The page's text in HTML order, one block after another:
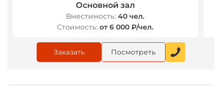
Основной зал
Вместимость: 40 чел.
Стоимость: от 6 000 ₽/чел.
Заказать Посмотреть